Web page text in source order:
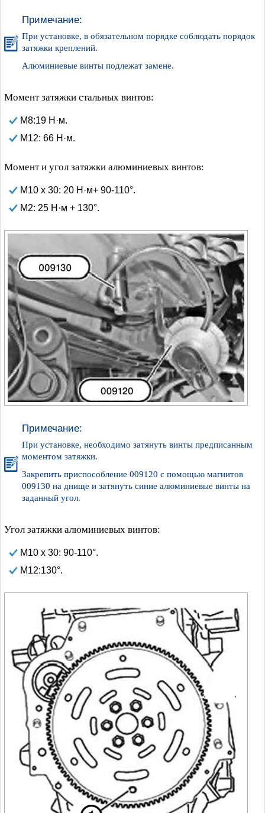
Примечание:
При установке, в обязательном порядке соблюдать порядок
затяжки креплений.
Алюминиевые винты подлежат замене.
Момент затяжки стальных винтов:
М8:19 Н·м.
М12: 66 Н·м.
Момент и угол затяжки алюминиевых винтов:
М10 х 30: 20 Н·м+ 90-110°.
М2: 25 Н·м + 130°.
Примечание:
При установке, необходимо затянуть винты предписанным
моментом затяжки.
Закрепить приспособление 009120 с помощью магнитов
009130 на днище и затянуть синие алюминиевые винты на
заданный угол.
Угол затяжки алюминиевых винтов:
М10 х 30: 90-110°.
М12:130°.